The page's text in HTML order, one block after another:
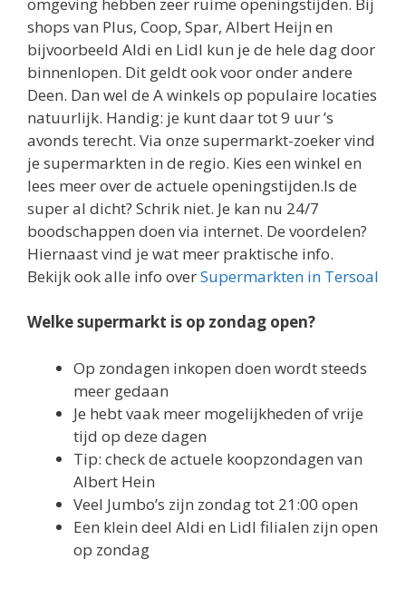
shops van Plus, Coop, Spar, Albert Heijn en
bijvoorbeeld Aldi en Lidl kun je de hele dag door
binnenlopen. Dit geldt ook voor onder andere
Deen. Dan wel de A winkels op populaire locaties
natuurlijk. Handig: je kunt daar tot 9 uur ’s
avonds terecht. Via onze supermarkt-zoeker vind
je supermarkten in de regio. Kies een winkel en
lees meer over de actuele openingstijden.Is de
super al dicht? Schrik niet. Je kan nu 24/7
boodschappen doen via internet. De voordelen?
Hiernaast vind je wat meer praktische info.
Bekijk ook alle info overSupermarkten in Tersoal
Welke supermarkt is op zondag open?
Op zondagen inkopen doen wordt steeds
meer gedaan
Je hebt vaak meer mogelijkheden of vrije
tijd op deze dagen
Tip: check de actuele koopzondagen van
Albert Hein
Veel Jumbo’s zijn zondag tot 21:00 open
Een klein deel Aldi en Lidl filialen zijn open
op zondag